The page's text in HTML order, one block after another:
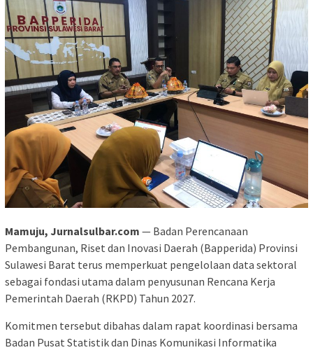
Mamuju, Jurnalsulbar.com — Badan Perencanaan
Pembangunan, Riset dan Inovasi Daerah (Bapperida) Provinsi
Sulawesi Barat terus memperkuat pengelolaan data sektoral
sebagai fondasi utama dalam penyusunan Rencana Kerja
Pemerintah Daerah (RKPD) Tahun 2027.
Komitmen tersebut dibahas dalam rapat koordinasi bersama
Badan Pusat Statistik dan Dinas Komunikasi Informatika